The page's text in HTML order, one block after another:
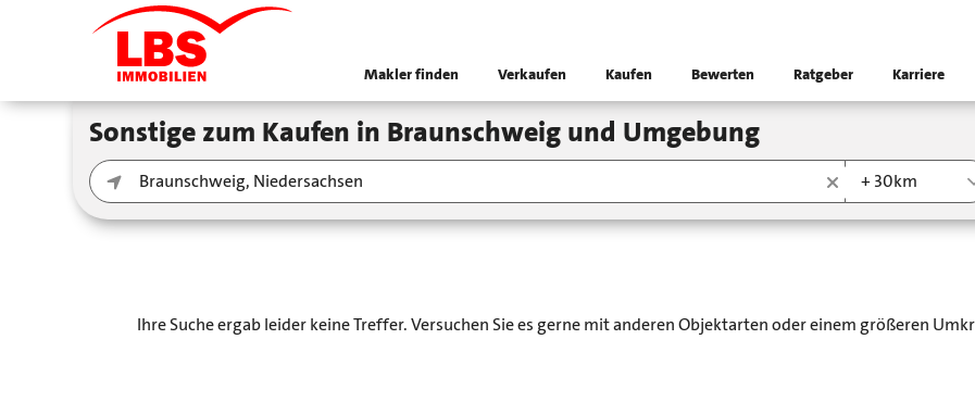
Makler finden Verkaufen Kaufen Bewerten Ratgeber Karriere
Sonstige zum Kaufen in Braunschweig und Umgebung
+ 30km
Ihre Suche ergab leider keine Treffer. Versuchen Sie es gerne mit anderen Objektarten oder einem größeren